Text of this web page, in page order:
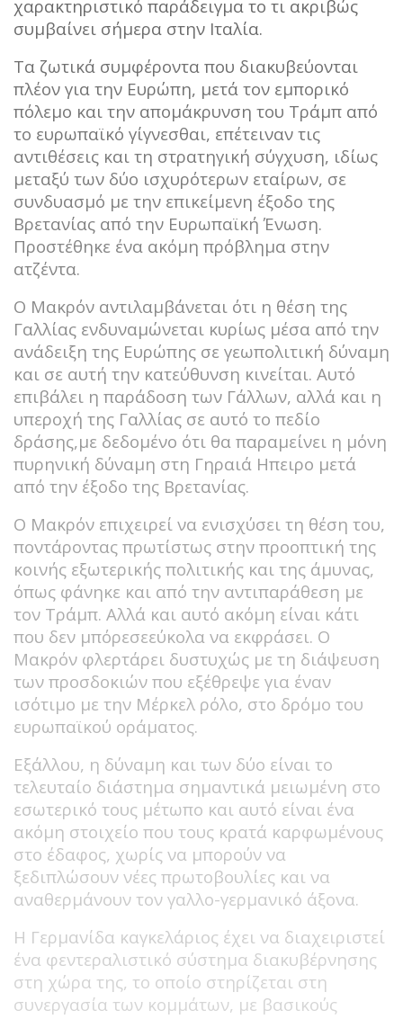
χαρακτηριστικό παράδειγμα το τι ακριβώς
συμβαίνει σήμερα στην Ιταλία.
Τα ζωτικά συμφέροντα που διακυβεύονται
πλέον για την Ευρώπη, μετά τον εμπορικό
πόλεμο και την απομάκρυνση του Τράμπ από
το ευρωπαϊκό γίγνεσθαι, επέτειναν τις
αντιθέσεις και τη στρατηγική σύγχυση, ιδίως
μεταξύ των δύο ισχυρότερων εταίρων, σε
συνδυασμό με την επικείμενη έξοδο της
Βρετανίας από την Ευρωπαϊκή Ένωση.
Προστέθηκε ένα ακόμη πρόβλημα στην
ατζέντα.
Ο Μακρόν αντιλαμβάνεται ότι η θέση της
Γαλλίας ενδυναμώνεται κυρίως μέσα από την
ανάδειξη της Ευρώπης σε γεωπολιτική δύναμη
και σε αυτή την κατεύθυνση κινείται. Αυτό
επιβάλει η παράδοση των Γάλλων, αλλά και η
υπεροχή της Γαλλίας σε αυτό το πεδίο
δράσης,με δεδομένο ότι θα παραμείνει η μόνη
πυρηνική δύναμη στη Γηραιά Ηπειρο μετά
από την έξοδο της Βρετανίας.
Ο Μακρόν επιχειρεί να ενισχύσει τη θέση του,
ποντάροντας πρωτίστως στην προοπτική της
κοινής εξωτερικής πολιτικής και της άμυνας,
όπως φάνηκε και από την αντιπαράθεση με
τον Τράμπ. Αλλά και αυτό ακόμη είναι κάτι
που δεν μπόρεσεεύκολα να εκφράσει. Ο
Μακρόν φλερτάρει δυστυχώς με τη διάψευση
των προσδοκιών που εξέθρεψε για έναν
ισότιμο με την Μέρκελ ρόλο, στο δρόμο του
ευρωπαϊκού οράματος.
Εξάλλου, η δύναμη και των δύο είναι το
τελευταίο διάστημα σημαντικά μειωμένη στο
εσωτερικό τους μέτωπο και αυτό είναι ένα
ακόμη στοιχείο που τους κρατά καρφωμένους
στο έδαφος, χωρίς να μπορούν να
ξεδιπλώσουν νέες πρωτοβουλίες και να
αναθερμάνουν τον γαλλο-γερμανικό άξονα.
Η Γερμανίδα καγκελάριος έχει να διαχειριστεί
ένα φεντεραλιστικό σύστημα διακυβέρνησης
στη χώρα της, το οποίο στηρίζεται στη
συνεργασία των κομμάτων, με βασικούς